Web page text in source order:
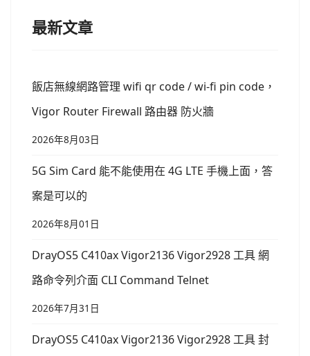
最新文章
飯店無線網路管理 wifi qr code / wi-fi pin code，
Vigor Router Firewall 路由器 防火牆
2026年8月03日
5G Sim Card 能不能使用在 4G LTE 手機上面，答
案是可以的
2026年8月01日
DrayOS5 C410ax Vigor2136 Vigor2928 工具 網
路命令列介面 CLI Command Telnet
2026年7月31日
DrayOS5 C410ax Vigor2136 Vigor2928 工具 封